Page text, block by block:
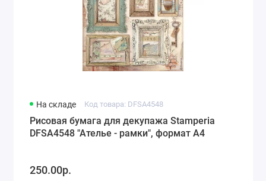
На складе Код товара: DFSA4548
Рисовая бумага для декупажа Stamperia
DFSA4548 "Ателье - рамки", формат А4
250.00р.